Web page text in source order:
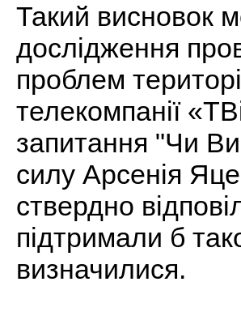
Такий висновок
дослідження
проблем
телекомпанії
запитання "Чи Ви
силу Арсенія
ствердно
підтримали б
визначилися.